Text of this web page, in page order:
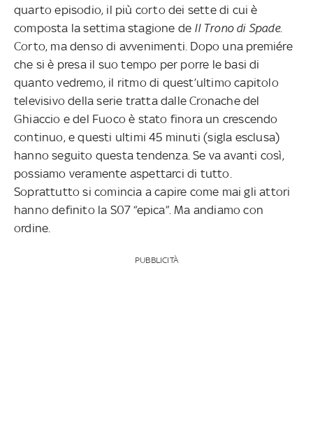
quarto episodio, il più corto dei sette di cui è
composta la settima stagione de Il Trono di Spade.
Corto, ma denso di avvenimenti. Dopo una premiére
che si è presa il suo tempo per porre le basi di
quanto vedremo, il ritmo di quest’ultimo capitolo
televisivo della serie tratta dalle Cronache del
Ghiaccio e del Fuoco è stato finora un crescendo
continuo, e questi ultimi 45 minuti (sigla esclusa)
hanno seguito questa tendenza. Se va avanti così,
possiamo veramente aspettarci di tutto.
Soprattutto si comincia a capire come mai gli attori
hanno definito la S07 “epica”. Ma andiamo con
ordine.
PUBBLICITÀ